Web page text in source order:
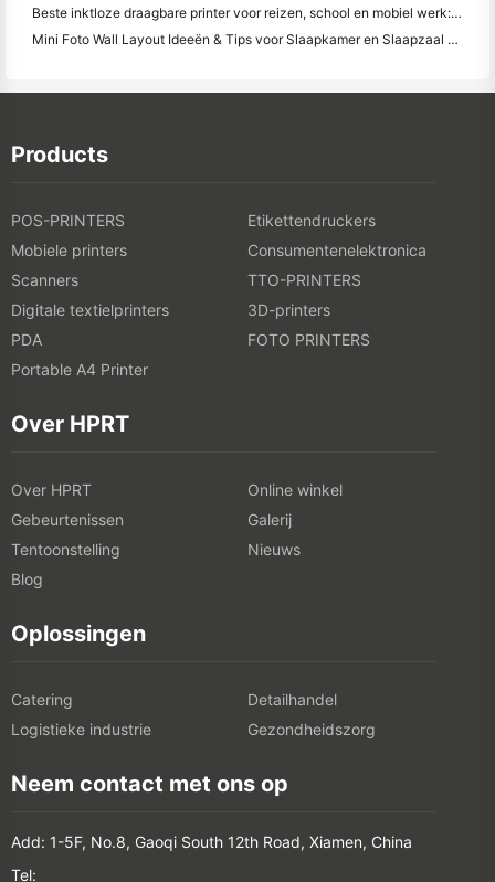
Beste inktloze draagbare printer voor reizen, school en mobiel werk: Hanin MT620 Pro Review
Mini Foto Wall Layout Ideeën & Tips voor Slaapkamer en Slaapzaal Decoratie
Products
POS-PRINTERS
Etikettendruckers
Mobiele printers
Consumentenelektronica
Scanners
TTO-PRINTERS
Digitale textielprinters
3D-printers
PDA
FOTO PRINTERS
Portable A4 Printer
Over HPRT
Over HPRT
Online winkel
Gebeurtenissen
Galerij
Tentoonstelling
Nieuws
Blog
Oplossingen
Catering
Detailhandel
Logistieke industrie
Gezondheidszorg
Neem contact met ons op
Add: 1-5F, No.8, Gaoqi South 12th Road, Xiamen, China
Tel: